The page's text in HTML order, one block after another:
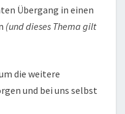
Übergang in einen
(und dieses Thema gilt
die weitere
und bei uns selbst